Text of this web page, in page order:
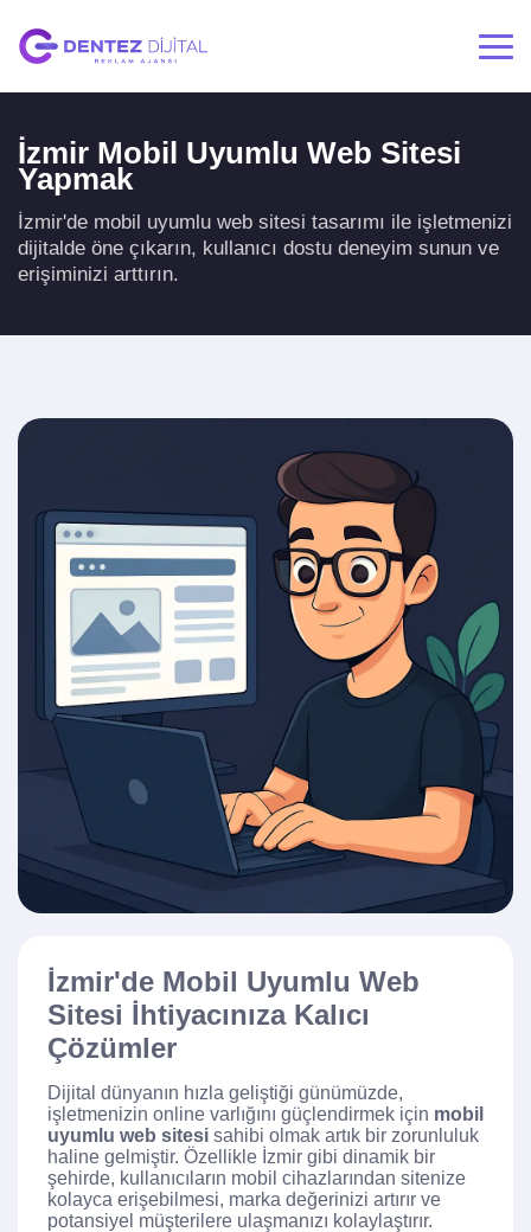
İzmir Mobil Uyumlu Web Sitesi
Yapmak
İzmir'de mobil uyumlu web sitesi tasarımı ile işletmenizi
dijitalde öne çıkarın, kullanıcı dostu deneyim sunun ve
erişiminizi arttırın.
İzmir'de Mobil Uyumlu Web
Sitesi İhtiyacınıza Kalıcı
Çözümler
Dijital dünyanın hızla geliştiği günümüzde,
işletmenizin online varlığını güçlendirmek için mobil
uyumlu web sitesi sahibi olmak artık bir zorunluluk
haline gelmiştir. Özellikle İzmir gibi dinamik bir
şehirde, kullanıcıların mobil cihazlarından sitenize
kolayca erişebilmesi, marka değerinizi artırır ve
potansiyel müşterilere ulaşmanızı kolaylaştırır.